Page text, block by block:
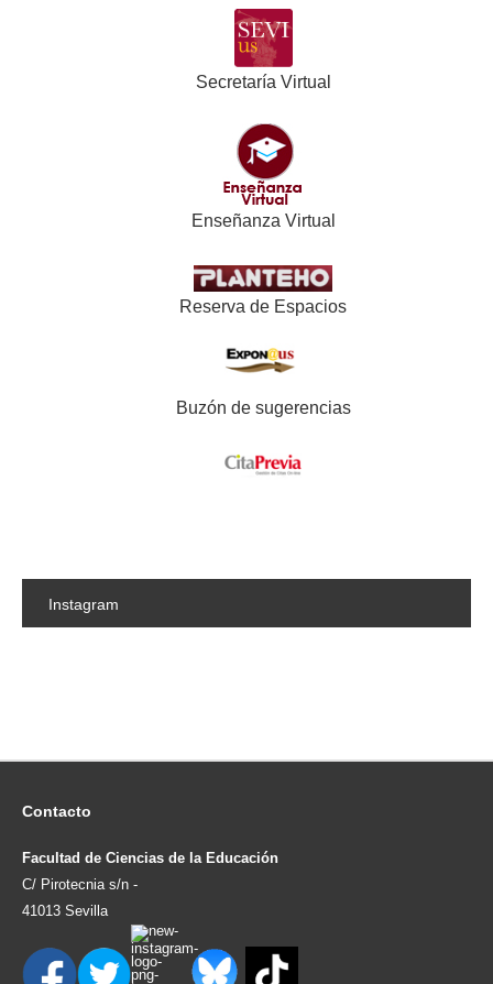
Secretaría Virtual
Enseñanza Virtual
Reserva de Espacios
Buzón de sugerencias
Instagram
Contacto
Facultad de Ciencias de la Educación
C/ Pirotecnia s/n -
41013 Sevilla